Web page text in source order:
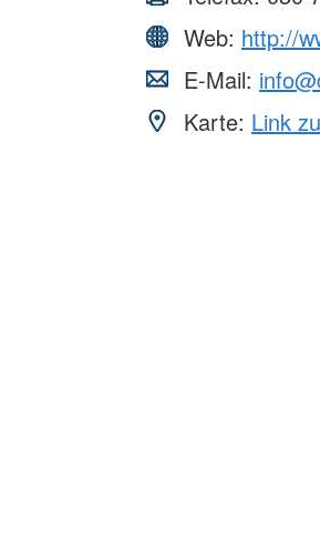
Web: http://
E-Mail:
Karte: Link